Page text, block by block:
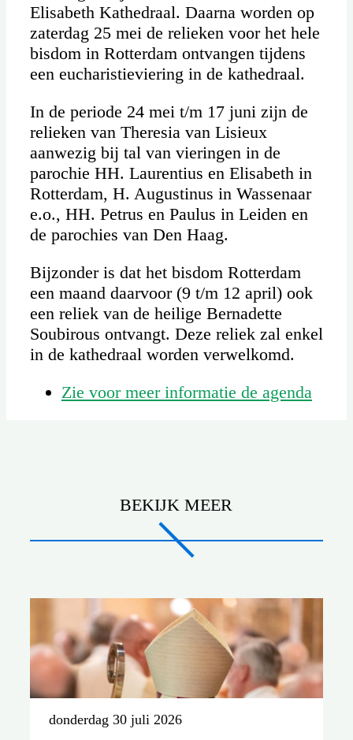
Elisabeth Kathedraal. Daarna worden op
zaterdag 25 mei de relieken voor het hele
bisdom in Rotterdam ontvangen tijdens
een eucharistieviering in de kathedraal.
In de periode 24 mei t/m 17 juni zijn de
relieken van Theresia van Lisieux
aanwezig bij tal van vieringen in de
parochie HH. Laurentius en Elisabeth in
Rotterdam, H. Augustinus in Wassenaar
e.o., HH. Petrus en Paulus in Leiden en
de parochies van Den Haag.
Bijzonder is dat het bisdom Rotterdam
een maand daarvoor (9 t/m 12 april) ook
een reliek van de heilige Bernadette
Soubirous ontvangt. Deze reliek zal enkel
in de kathedraal worden verwelkomd.
Zie voor meer informatie de agenda
BEKIJK MEER
donderdag 30 juli 2026